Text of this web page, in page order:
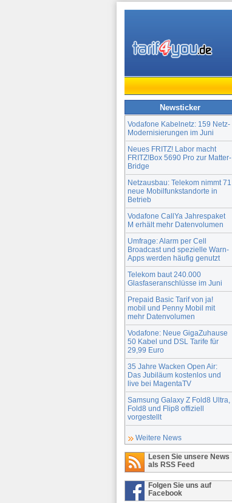
Newsticker
Vodafone Kabelnetz: 159 Netz-
Modernisierungen im Juni
Neues FRITZ! Labor macht
FRITZ!Box 5690 Pro zur Matter-
Bridge
Netzausbau: Telekom nimmt 71
neue Mobilfunkstandorte in
Betrieb
Vodafone CallYa Jahrespaket
M erhält mehr Datenvolumen
Umfrage: Alarm per Cell
Broadcast und spezielle Warn-
Apps werden häufig genutzt
Telekom baut 240.000
Glasfaseranschlüsse im Juni
Prepaid Basic Tarif von ja!
mobil und Penny Mobil mit
mehr Datenvolumen
Vodafone: Neue GigaZuhause
50 Kabel und DSL Tarife für
29,99 Euro
35 Jahre Wacken Open Air:
Das Jubiläum kostenlos und
live bei MagentaTV
Samsung Galaxy Z Fold8 Ultra,
Fold8 und Flip8 offiziell
vorgestellt
Weitere News
Lesen Sie unsere News
als RSS Feed
Folgen Sie uns auf
Facebook